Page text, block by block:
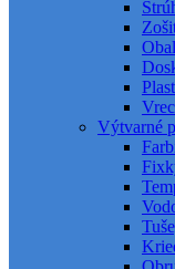
Výtvarné